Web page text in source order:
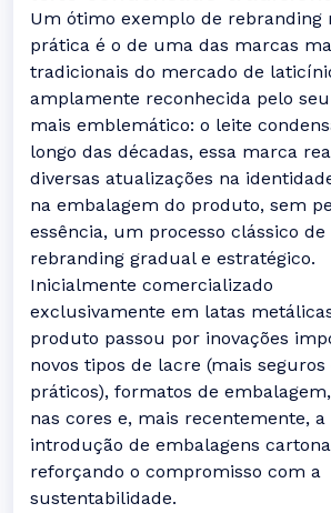
Um ótimo exemplo de rebranding
prática é o de uma das marcas
tradicionais do mercado de
amplamente reconhecida pelo
mais emblemático: o leite
longo das décadas, essa marca
diversas atualizações na
na embalagem do produto, sem
essência, um processo clássico de
rebranding gradual e estratégico.
Inicialmente comercializado
exclusivamente em latas
produto passou por inovações
novos tipos de lacre (mais seguros
práticos), formatos de
nas cores e, mais recentemente, a
introdução de embalagens
reforçando o compromisso com a
sustentabilidade.